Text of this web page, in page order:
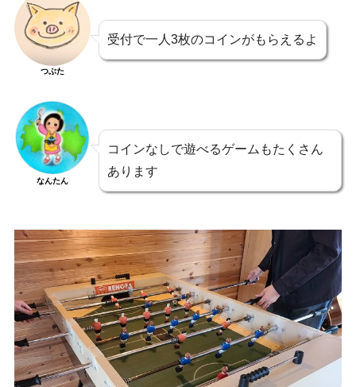
つぶた
受付で一人3枚のコインがもらえるよ
なんたん
コインなしで遊べるゲームもたくさん
あります